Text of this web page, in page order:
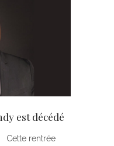
est décédé
Cette rentrée